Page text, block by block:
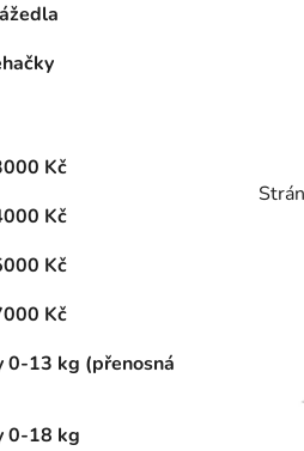
Kč
Kč
Kč
Kč
0-13 kg (přenosná
0-18 kg